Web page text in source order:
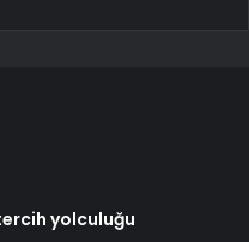
yolculuğu